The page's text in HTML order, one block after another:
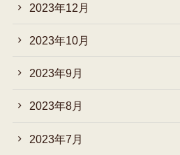
2023年12月
2023年10月
2023年9月
2023年8月
2023年7月